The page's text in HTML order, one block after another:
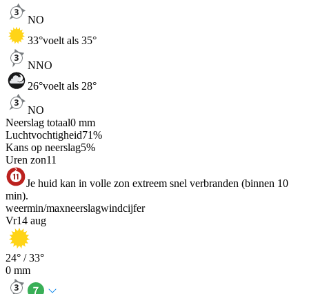
NO
33°voelt als 35°
NNO
26°voelt als 28°
NO
Neerslag totaal0 mm
Luchtvochtigheid71%
Kans op neerslag5%
Uren zon11
Je huid kan in volle zon extreem snel verbranden (binnen 10
min).
weermin/maxneerslagwindcijfer
Vr14 aug
24° /33°
0 mm